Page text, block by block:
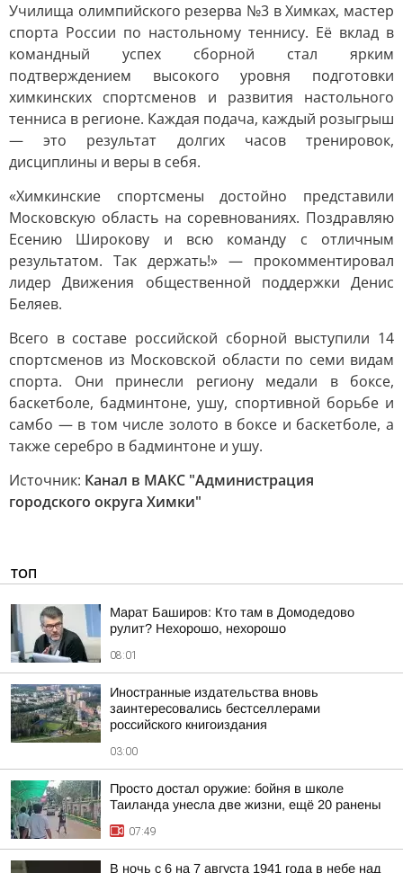
Училища олимпийского резерва №3 в Химках, мастер
спорта России по настольному теннису. Её вклад в
командный успех сборной стал ярким
подтверждением высокого уровня подготовки
химкинских спортсменов и развития настольного
тенниса в регионе. Каждая подача, каждый розыгрыш
— это результат долгих часов тренировок,
дисциплины и веры в себя.
«Химкинские спортсмены достойно представили
Московскую область на соревнованиях. Поздравляю
Есению Широкову и всю команду с отличным
результатом. Так держать!» — прокомментировал
лидер Движения общественной поддержки Денис
Беляев.
Всего в составе российской сборной выступили 14
спортсменов из Московской области по семи видам
спорта. Они принесли региону медали в боксе,
баскетболе, бадминтоне, ушу, спортивной борьбе и
самбо — в том числе золото в боксе и баскетболе, а
также серебро в бадминтоне и ушу.
Источник: Канал в МАКС "Администрация
городского округа Химки"
ТОП
Марат Баширов: Кто там в Домодедово
рулит? Нехорошо, нехорошо
08:01
Иностранные издательства вновь
заинтересовались бестселлерами
российского книгоиздания
03:00
Просто достал оружие: бойня в школе
Таиланда унесла две жизни, ещё 20 ранены
07:49
В ночь с 6 на 7 августа 1941 года в небе над